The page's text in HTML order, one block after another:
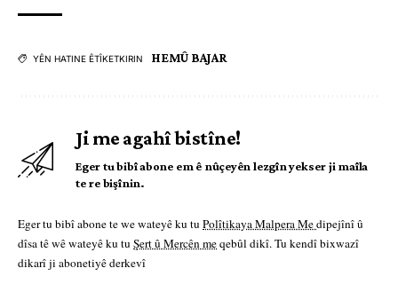
YÊN HATINE ÊTÎKETKIRIN HEMÛ BAJAR
Ji me agahî bistîne!
Eger tu bibî abone em ê nûçeyên lezgîn yekser ji maîla
te re bişînin.
Eger tu bibî abone te we wateyê ku tu Polîtikaya Malpera Medipejînî û
dîsa tê wê wateyê ku tu Şert û Mercên meqebûl dikî. Tu kendî bixwazî
dikarî ji abonetiyê derkevî